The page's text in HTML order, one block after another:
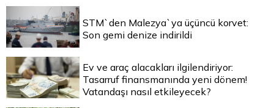
STM`den Malezya`ya üçüncü korvet:
Son gemi denize indirildi
Ev ve araç alacakları ilgilendiriyor:
Tasarruf finansmanında yeni dönem!
Vatandaşı nasıl etkileyecek?